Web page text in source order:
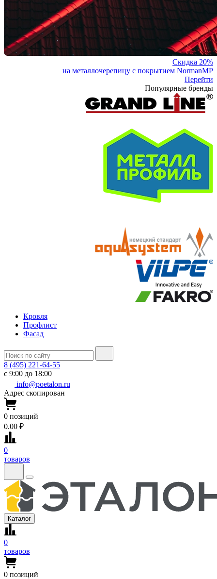
Скидка 20%
на металлочерепицу с покрытием NormanMP
Перейти
Популярные бренды
Кровля
Профлист
Фасад
8 (495) 221-64-55
с 9:00 до 18:00
info@poetalon.ru
Адрес скопирован
0 позиций
0.00 ₽
0
товаров
Каталог
0
товаров
0 позиций